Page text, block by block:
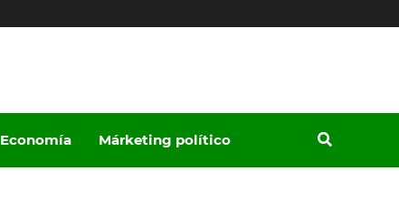
Economía Márketing político